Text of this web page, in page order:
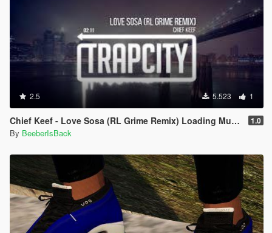
2.5 5.523 1
Chief Keef - Love Sosa (RL Grime Remix) Loading Music 1.0
By BeeberIsBack